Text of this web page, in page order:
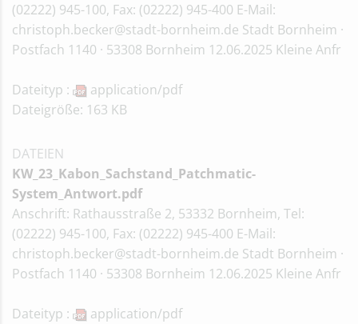
(02222) 945-100, Fax: (02222) 945-400 E-Mail:
christoph.becker@stadt-bornheim.de Stadt Bornheim ·
Postfach 1140 · 53308 Bornheim 12.06.2025 Kleine Anfr
Dateityp :
application/pdf
Dateigröße: 163 KB
DATEIEN
KW_23_Kabon_Sachstand_Patchmatic-
System_Antwort.pdf
Anschrift: Rathausstraße 2, 53332 Bornheim, Tel:
(02222) 945-100, Fax: (02222) 945-400 E-Mail:
christoph.becker@stadt-bornheim.de Stadt Bornheim ·
Postfach 1140 · 53308 Bornheim 12.06.2025 Kleine Anfr
Dateityp :
application/pdf